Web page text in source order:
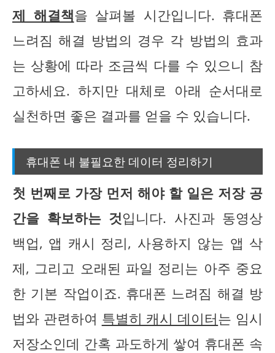
제 해결책을 살펴볼 시간입니다. 휴대폰
느려짐 해결 방법의 경우 각 방법의 효과
는 상황에 따라 조금씩 다를 수 있으니 참
고하세요. 하지만 대체로 아래 순서대로
실천하면 좋은 결과를 얻을 수 있습니다.
휴대폰 내 불필요한 데이터 정리하기
첫 번째로 가장 먼저 해야 할 일은 저장 공
간을 확보하는 것입니다. 사진과 동영상
백업, 앱 캐시 정리, 사용하지 않는 앱 삭
제, 그리고 오래된 파일 정리는 아주 중요
한 기본 작업이죠. 휴대폰 느려짐 해결 방
법와 관련하여 특별히 캐시 데이터는 임시
저장소인데 간혹 과도하게 쌓여 휴대폰 속